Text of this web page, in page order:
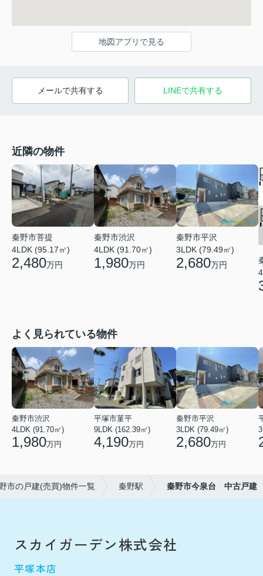
地図アプリで見る
メールで共有する LINEで共有する
近隣の物件
秦野市菩提
4LDK (95.17㎡)
2,480万円
秦野市渋沢
4LDK (91.70㎡)
1,980万円
秦野市平沢
3LDK (79.49㎡)
2,680万円
よく見られている物件
秦野市渋沢
4LDK (91.70㎡)
1,980万円
平塚市菫平
9LDK (162.39㎡)
4,190万円
秦野市平沢
3LDK (79.49㎡)
2,680万円
市の戸建(売買)物件一覧 秦野駅 秦野市今泉台 中古戸建
スカイガーデン株式会社
平塚本店